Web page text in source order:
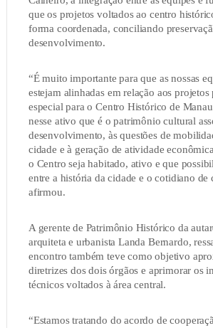
que os projetos voltados ao centro
forma coordenada, conciliando
desenvolvimento.
“É muito importante para que as nossas
estejam alinhadas em relação aos projetos
especial para o Centro Histórico de
nesse ativo que é o patrimônio cultural
desenvolvimento, às questões de
cidade e à geração de atividade
o Centro seja habitado, ativo e que
entre a história da cidade e o cotidiano de
afirmou.
A gerente de Patrimônio Histórico da
arquiteta e urbanista Landa Bernardo,
encontro também teve como objetivo
diretrizes dos dois órgãos e aprimorar os
técnicos voltados à área central.
“Estamos tratando do acordo de